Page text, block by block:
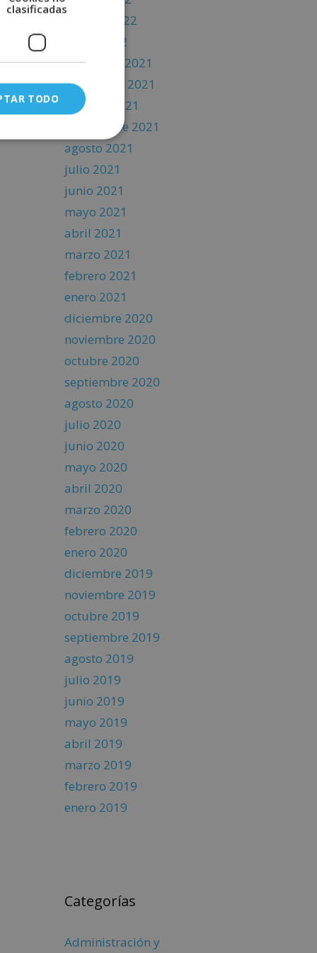
febrero 2022
enero 2022
diciembre 2021
noviembre 2021
octubre 2021
septiembre 2021
agosto 2021
julio 2021
junio 2021
mayo 2021
abril 2021
marzo 2021
febrero 2021
enero 2021
diciembre 2020
noviembre 2020
octubre 2020
septiembre 2020
agosto 2020
julio 2020
junio 2020
mayo 2020
abril 2020
marzo 2020
febrero 2020
enero 2020
diciembre 2019
noviembre 2019
octubre 2019
septiembre 2019
agosto 2019
julio 2019
junio 2019
mayo 2019
abril 2019
marzo 2019
febrero 2019
enero 2019
Categorías
Administración y
clasificadas
TODO